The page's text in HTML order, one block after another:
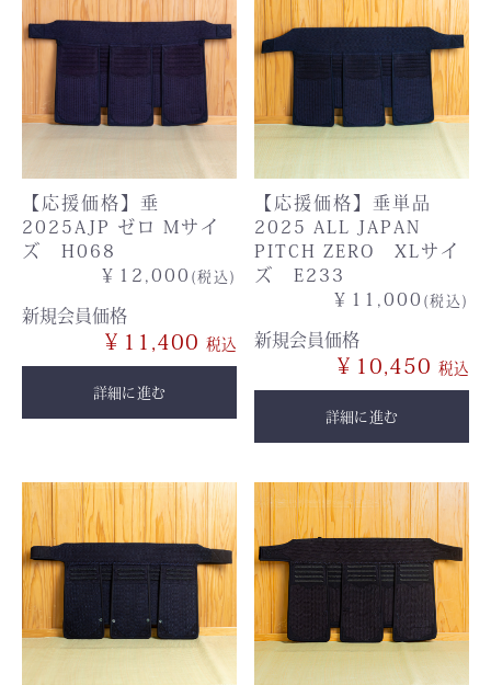
【応援価格】垂
2025AJP ゼロ Mサイ
ズ H068
￥12,000 (税込)
新規会員価格
￥11,400
詳細に進む
【応援価格】垂単品
2025 ALL JAPAN
PITCH ZERO XLサイ
ズ E233
￥11,000 (税込)
新規会員価格
￥10,450
詳細に進む